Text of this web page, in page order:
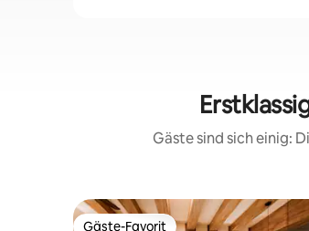
Gäste sind sich einig:
Gäste-Favorit